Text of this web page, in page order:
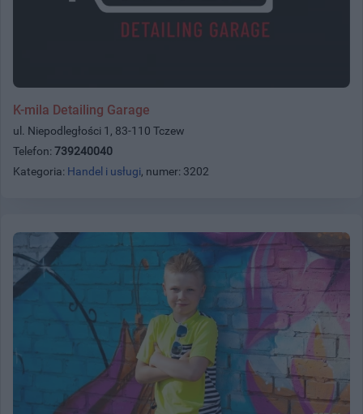
K-mila Detailing Garage
ul. Niepodległości 1, 83-110 Tczew
Telefon: 739240040
Kategoria: Handel i usługi, numer: 3202